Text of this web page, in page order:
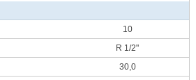
10
R 1/2"
30,0